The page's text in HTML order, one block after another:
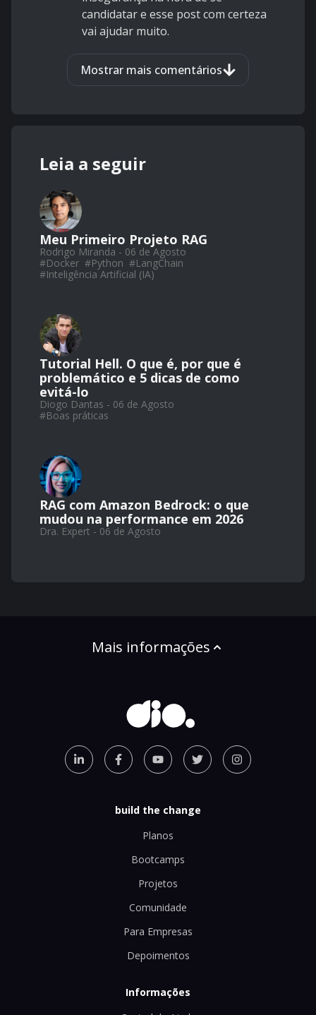
candidatar e esse post com certeza
vai ajudar muito.
Mostrar mais comentários
Leia a seguir
Meu Primeiro Projeto RAG
Rodrigo Miranda - 06 de Agosto
#Docker #Python #LangChain
#Inteligência Artificial (IA)
Tutorial Hell. O que é, por que é
problemático e 5 dicas de como
evitá-lo
Diogo Dantas - 06 de Agosto
#Boas práticas
RAG com Amazon Bedrock: o que
mudou na performance em 2026
Dra. Expert - 06 de Agosto
Mais informações
build the change
Planos
Bootcamps
Projetos
Comunidade
Para Empresas
Depoimentos
Informações